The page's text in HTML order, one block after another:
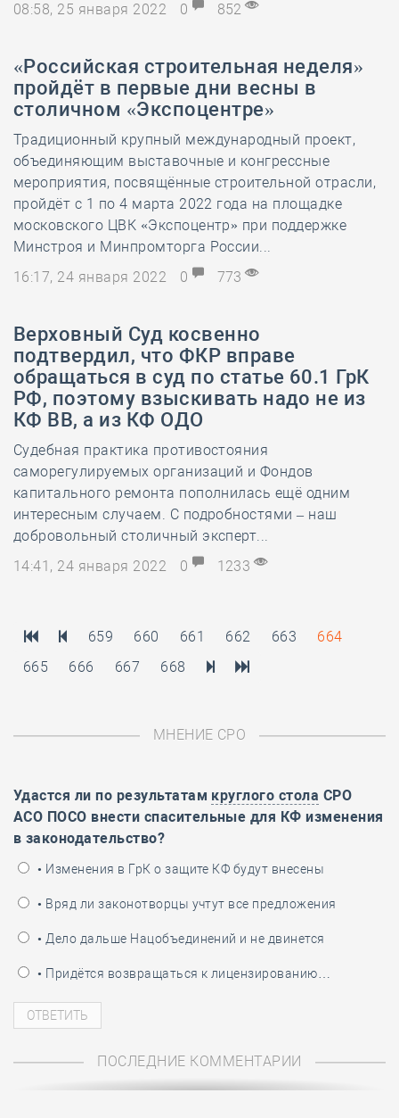
08:58, 25 января 2022
0 852
«Российская строительная неделя»
пройдёт в первые дни весны в
столичном «Экспоцентре»
Традиционный крупный международный проект,
объединяющим выставочные и конгрессные
мероприятия, посвящённые строительной отрасли,
пройдёт с 1 по 4 марта 2022 года на площадке
московского ЦВК «Экспоцентр» при поддержке
Минстроя и Минпромторга России...
16:17, 24 января 2022
0 773
Верховный Суд косвенно
подтвердил, что ФКР вправе
обращаться в суд по статье 60.1 ГрК
РФ, поэтому взыскивать надо не из
КФ ВВ, а из КФ ОДО
Судебная практика противостояния
саморегулируемых организаций и Фондов
капитального ремонта пополнилась ещё одним
интересным случаем. С подробностями – наш
добровольный столичный эксперт...
14:41, 24 января 2022
0 1233
659 660 661 662 663
664
665
666 667 668
МНЕНИЕ СРО
Удастся ли по результатам круглого стола СРО
АСО ПОСО внести спасительные для КФ изменения
в законодательство?
• Изменения в ГрК о защите КФ будут внесены
• Вряд ли законотворцы учтут все предложения
• Дело дальше Нацобъединений и не двинется
• Придётся возвращаться к лицензированию…
ПОСЛЕДНИЕ КОММЕНТАРИИ